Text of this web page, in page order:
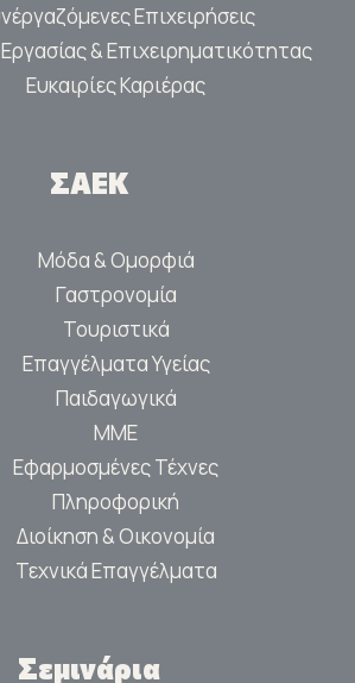
Επιχειρήσεις
& Επιχειρηματικότητας
Ευκαιρίες Καριέρας
ΣΑΕΚ
Μόδα & Ομορφιά
Γαστρονομία
Τουριστικά
Επαγγέλματα Υγείας
Παιδαγωγικά
ΜΜΕ
Εφαρμοσμένες Τέχνες
Πληροφορική
Διοίκηση & Οικονομία
Τεχνικά Επαγγέλματα
Σεμινάρια